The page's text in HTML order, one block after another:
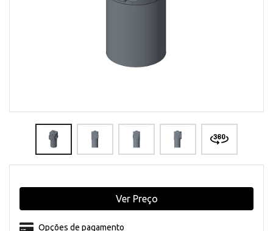
Opções de pagamento
Ver Preço